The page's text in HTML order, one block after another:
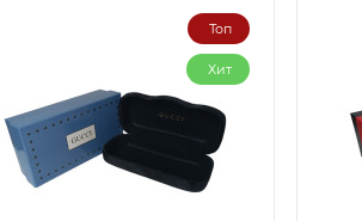
Топ
Хит